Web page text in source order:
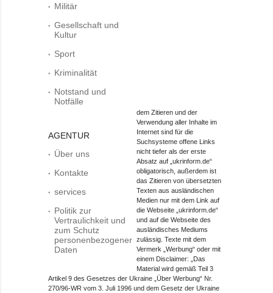
Militär
Gesellschaft und
Kultur
Sport
Kriminalität
Notstand und
Notfälle
AGENTUR
Über uns
Kontakte
services
Politik zur
Vertraulichkeit und
zum Schutz
personenbezogener
Daten
dem Zitieren und der
Verwendung aller Inhalte im
Internet sind für die
Suchsysteme offene Links
nicht tiefer als der erste
Absatz auf „ukrinform.de“
obligatorisch, außerdem ist
das Zitieren von übersetzten
Texten aus ausländischen
Medien nur mit dem Link auf
die Webseite „ukrinform.de“
und auf die Webseite des
ausländisches Mediums
zulässig. Texte mit dem
Vermerk „Werbung“ oder mit
einem Disclaimer: „Das
Material wird gemäß Teil 3
Artikel 9 des Gesetzes der Ukraine „Über Werbung“ Nr.
270/96-WR vom 3. Juli 1996 und dem Gesetz der Ukraine